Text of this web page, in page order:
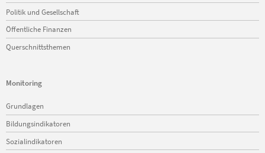
Politik und Gesellschaft
Öffentliche Finanzen
Querschnittsthemen
Monitoring
Navigation
überspringen
Grundlagen
Bildungsindikatoren
Sozialindikatoren